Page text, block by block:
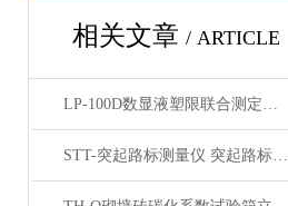
相关文章 / ARTICLE
LP-100D数显液塑限联合测定仪产品展示
STT-突起路标测量仪 突起路标测定仪产品展示